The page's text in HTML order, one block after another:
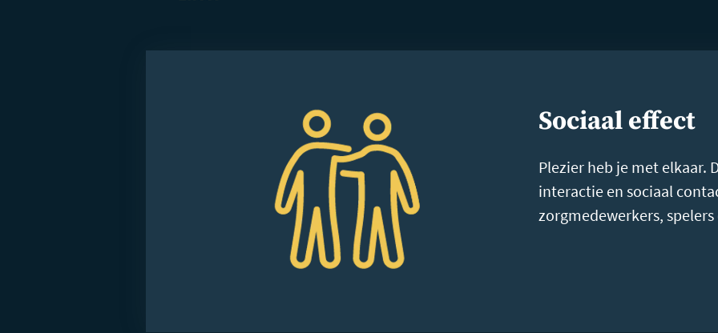
Sociaal effect
Plezier heb je met elkaar.
interactie en sociaal
zorgmedewerkers, spelers